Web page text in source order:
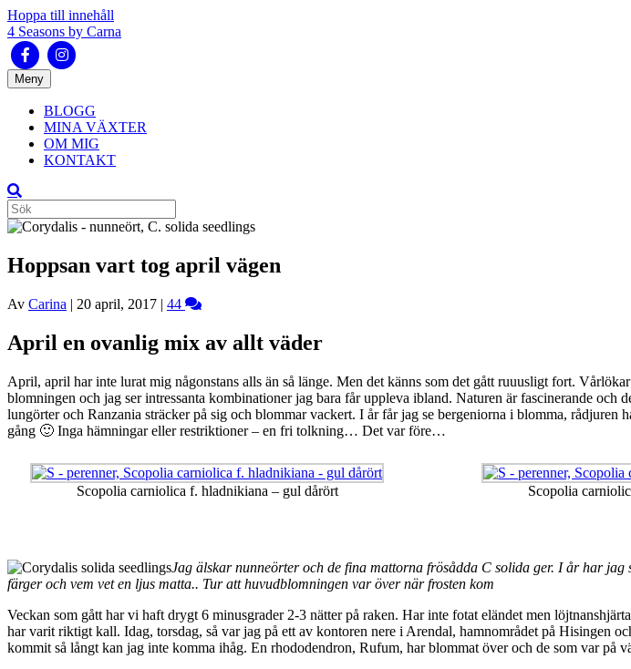
Hoppa till innehåll
4 Seasons by Carna
FacebookInstagram
Meny
BLOGG
MINA VÄXTER
OM MIG
KONTAKT
Hoppsan vart tog april vägen
Av Carina | 20 april, 2017 | 44
April en ovanlig mix av allt väder
April, april har inte lurat mig någonstans alls än så länge. Men det känns som det gått ruuusligt fort.
blomningen och jag ser intressanta kombinationer jag bara får uppleva ibland. Naturen är fascinerande
lungörter och Ranzania sträcker på sig och blommar vackert. I år får jag se bergeniorna i blomma,
gång 🙂 Inga hämningar eller restriktioner – en fri tolkning… Det var före…
Scopolia carniolica f. hladnikiana – gul dårört Scopolia
Jag älskar nunneörter och de fina mattorna frösådda C solida ger. I år har
färger och vem vet en ljus matta.. Tur att huvudblomningen var över när frosten kom
Veckan som gått har vi haft drygt 6 minusgrader 2-3 nätter på raken. Har inte fotat eländet men
har varit riktigt kall. Idag, torsdag, så var jag på ett av kontoren nere i Arendal, hamnområdet på Hisingen
kommit så långt kan jag inte komma ihåg. En rhododendron, Rufum, har blommat över och de som var på